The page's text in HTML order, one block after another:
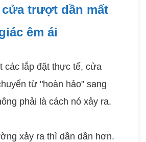
cửa trượt dần mất
êm ái
các lắp đặt thực tế, cửa
từ "hoàn hảo" sang
phải là cách nó xảy ra.
xảy ra thì dần dần hơn.